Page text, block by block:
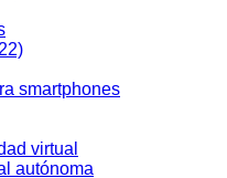
smartphones
virtual
autónoma